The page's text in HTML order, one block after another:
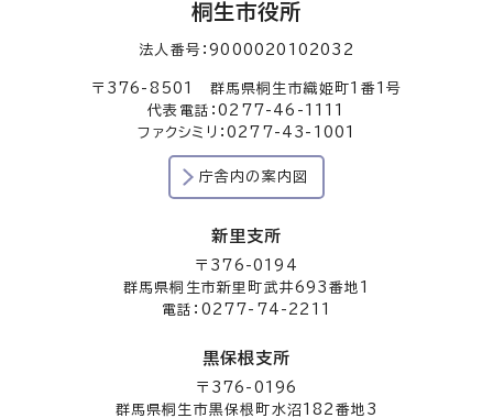
桐生市役所
法人番号：9000020102032
〒376-8501 群馬県桐生市織姫町1番1号
代表電話：0277-46-1111
ファクシミリ：0277-43-1001
庁舎内の案内図
新里支所
〒376-0194
群馬県桐生市新里町武井693番地1
電話：0277-74-2211
黒保根支所
〒376-0196
群馬県桐生市黒保根町水沼182番地3